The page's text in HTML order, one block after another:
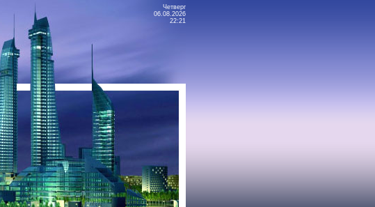
Четверг
06.08.2026
22:21